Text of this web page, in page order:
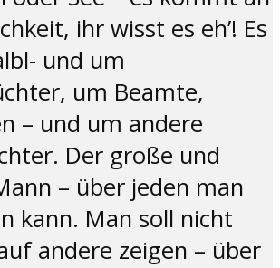
ihr wisst es eh’! Es
und um
um Beamte,
– und um andere
Der große und
– über jeden man
kann. Man soll nicht
andere zeigen – über